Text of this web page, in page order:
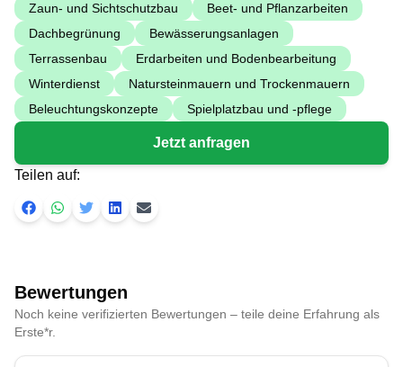
Zaun- und Sichtschutzbau
Beet- und Pflanzarbeiten
Dachbegrünung
Bewässerungsanlagen
Terrassenbau
Erdarbeiten und Bodenbearbeitung
Winterdienst
Natursteinmauern und Trockenmauern
Beleuchtungskonzepte
Spielplatzbau und -pflege
Jetzt anfragen
Teilen auf:
Bewertungen
Noch keine verifizierten Bewertungen – teile deine Erfahrung als
Erste*r.